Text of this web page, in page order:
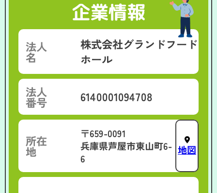
企業情報
法人
名
株式会社グランドフード
ホール
法人
番号 6140001094708
所在
地
〒659-0091
兵庫県芦屋市東山町6-
6
地図